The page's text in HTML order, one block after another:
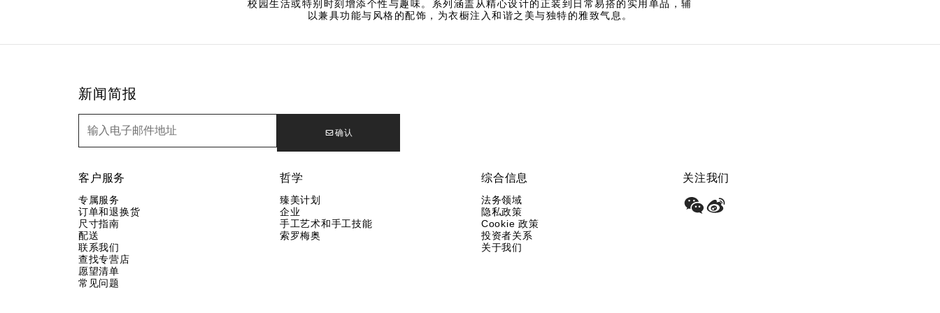
校园生活或特别时刻增添个性与趣味。系列涵盖从精心设计的正装到日常易搭的实用单品，辅
以兼具功能与风格的配饰，为衣橱注入和谐之美与独特的雅致气息。
新闻简报
确认
客户服务
专属服务
订单和退换货
尺寸指南
配送
联系我们
查找专营店
愿望清单
常见问题
哲学
臻美计划
企业
手工艺术和手工技能
索罗梅奥
综合信息
法务领域
隐私政策
Cookie 政策
投资者关系
关于我们
关注我们